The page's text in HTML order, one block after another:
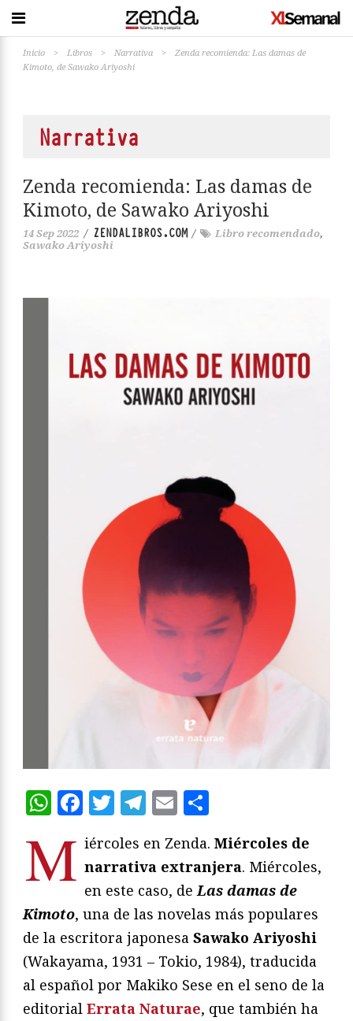
Inicio > Libros > Narrativa >
Zenda recomienda: Las damas de
Kimoto, de Sawako Ariyoshi
Narrativa
Zenda recomienda: Las damas de
Kimoto, de Sawako Ariyoshi
14 Sep 2022 / ZENDALIBROS.COM/ Libro recomendado,
Sawako Ariyoshi
WhatsApp
Facebook
Twitter
Telegram
Email
M iércoles en Zenda. Miércoles de
narrativa extranjera. Miércoles,
en este caso, de Las damas de
Kimoto, una de las novelas más populares
de la escritora japonesa Sawako Ariyoshi
(Wakayama, 1931 – Tokio, 1984), traducida
al español por Makiko Sese en el seno de la
editorial Errata Naturae, que también ha